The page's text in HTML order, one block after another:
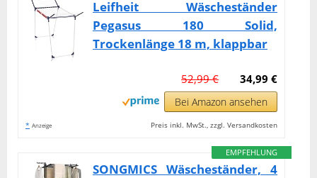
Leifheit Wäscheständer
Pegasus 180 Solid,
Trockenlänge 18 m, klappbar
34,99 €
52,99 €
Bei Amazon ansehen
* Anzeige Preis inkl. MwSt., zzgl. Versandkosten
EMPFEHLUNG
SONGMICS Wäscheständer, 4